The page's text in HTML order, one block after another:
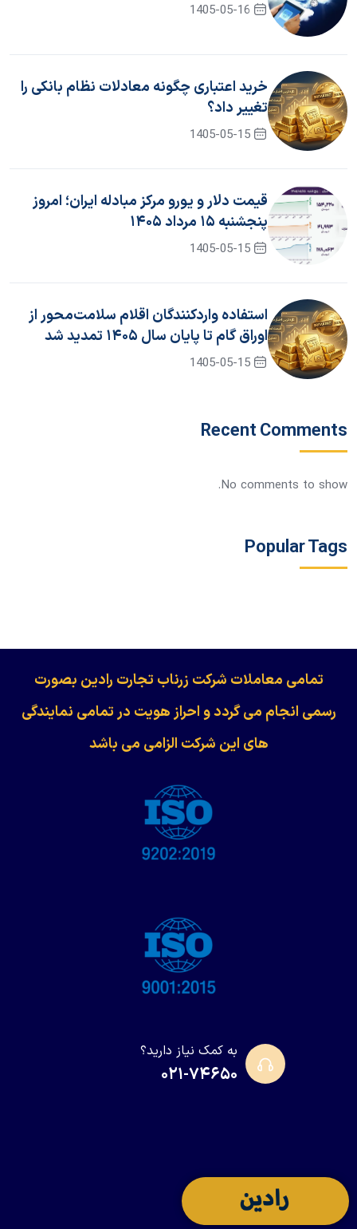
1405-05-16
خرید اعتباری چگونه معادلات نظام بانکی را
تغییر داد؟
1405-05-15
قیمت دلار و یورو مرکز مبادله ایران؛ امروز
پنجشنبه ۱۵ مرداد ۱۴۰۵
1405-05-15
استفاده واردکنندگان اقلام سلامت‌محور از
اوراق گام تا پایان سال ۱۴۰۵ تمدید شد
1405-05-15
Recent Comments
No comments to show.
Popular Tags
​​​​​​تمامی معاملات شرکت زرناب تجارت رادین بصورت
رسمی انجام می گردد و احراز هویت در تمامی نمایندگی
های این شرکت الزامی می باشد
به کمک نیاز دارید؟
۰۲۱-۷۴۶۵۰